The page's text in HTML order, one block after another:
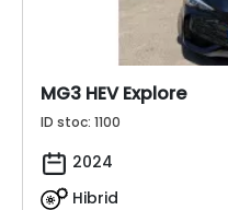
MG3 HEV Explore
ID stoc: 1100
2024
Hibrid